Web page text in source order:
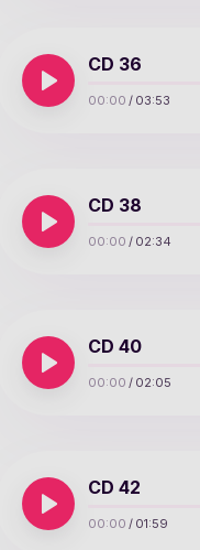
CD 36
00:00 / 03:53
CD 38
00:00 / 02:34
CD 40
00:00 / 02:05
CD 42
00:00 / 01:59